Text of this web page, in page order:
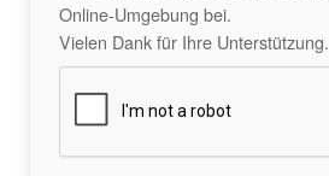
Online-Umgebung bei.
Vielen Dank für Ihre Unterstützung.